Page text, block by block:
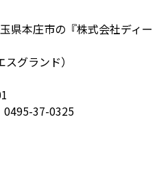
県本庄市の『株式会社ディー
グランド）
37-0325